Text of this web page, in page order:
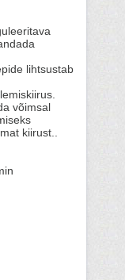
lihtsustab
võimsal
kiirust..